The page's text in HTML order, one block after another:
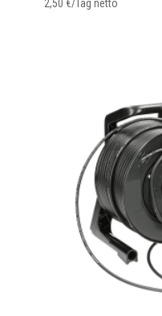
2,50 €/Tag netto